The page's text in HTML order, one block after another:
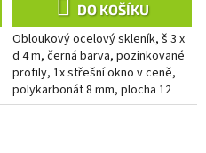
DO KOŠÍKU
Obloukový ocelový skleník, š 3 x
d 4 m, černá barva, pozinkované
profily, 1x střešní okno v ceně,
polykarbonát 8 mm, plocha 12
m2.